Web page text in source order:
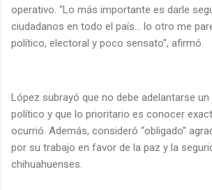
operativo. “Lo más importante es darle
ciudadanos en todo el país… lo otro me
político, electoral y poco sensato”, afirmó.
López subrayó que no debe adelantarse
político y que lo prioritario es conocer
ocurrió. Además, consideró “obligado”
por su trabajo en favor de la paz y la
chihuahuenses.